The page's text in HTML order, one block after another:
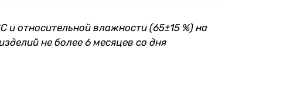
и относительной влажности (65±15 %) на
не более 6 месяцев со дня